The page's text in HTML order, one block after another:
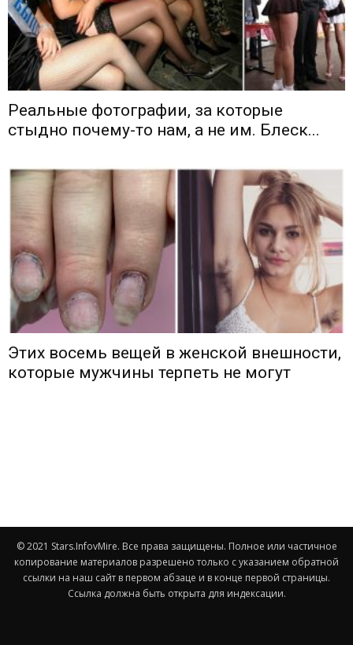
Реальные фотографии, за которые
стыдно почему-то нам, а не им. Блеск...
Этих восемь вещей в женской внешности,
которые мужчины терпеть не могут
© 2021 Stars.InfovMire. Все права защищены. Полное или частичное
копирование материалов разрешено только с указанием обратной
ссылки на наш сайт в первом абзаце и в конце первой страницы.
Ссылка должна быть открыта для индексации.